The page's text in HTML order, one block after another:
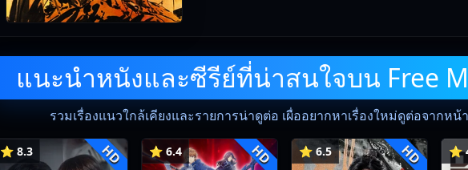
แนะนำหนังและซีรีย์ที่น่าสนใจบน Free
รวมเรื่องแนวใกล้เคียงและรายการน่าดูต่อ เผื่ออยากหาเรื่องใหม่ดูต่อจากห
⭐ 8.3 HD ⭐ 6.4 HD ⭐ 6.5 HD ⭐